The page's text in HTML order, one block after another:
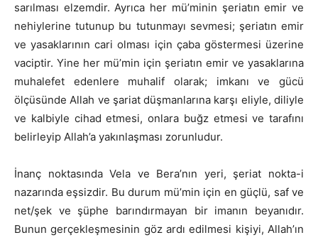
sarılması elzemdir. Ayrıca her mü’minin şeriatın emir ve
nehiylerine tutunup bu tutunmayı sevmesi; şeriatın emir
ve yasaklarının cari olması için çaba göstermesi üzerine
vaciptir. Yine her mü’min için şeriatın emir ve yasaklarına
muhalefet edenlere muhalif olarak; imkanı ve gücü
ölçüsünde Allah ve şariat düşmanlarına karşı eliyle, diliyle
ve kalbiyle cihad etmesi, onlara buğz etmesi ve tarafını
belirleyip Allah’a yakınlaşması zorunludur.
İnanç noktasında Vela ve Bera’nın yeri, şeriat nokta-i
nazarında eşsizdir. Bu durum mü’min için en güçlü, saf ve
net/şek ve şüphe barındırmayan bir imanın beyanıdır.
Bunun gerçekleşmesinin göz ardı edilmesi kişiyi, Allah’ın